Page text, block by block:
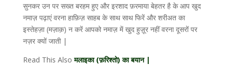
सुनकर उन पर सख्त बरहम हुए और इरशाद फ़रमाया बेहतर है के आप खुद
नमाज़ पढ़ाएं वरना हाफ़िज़ साहब के साथ साथ फिरें और शरीअत का
इस्तेहज़ा (मज़ाक़) न करें आपको नमाज़ में खुद हुज़ूर नहीं वरना दूसरों पर
नज़र क्यों जाती |
Read This Alsoमलाइका (फ़रिश्तो) का बयान |